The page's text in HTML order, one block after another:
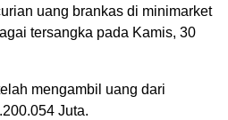
uang brankas di minimarket
tersangka pada Kamis, 30
mengambil uang dari
Juta.